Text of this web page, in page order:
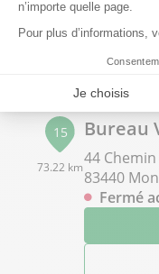
15
73.22 km
Bureau
44
83440
Fermé